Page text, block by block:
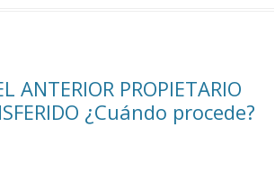
ANTERIOR PROPIETARIO
¿Cuándo procede?